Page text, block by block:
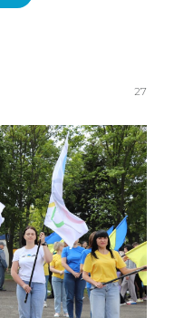
27